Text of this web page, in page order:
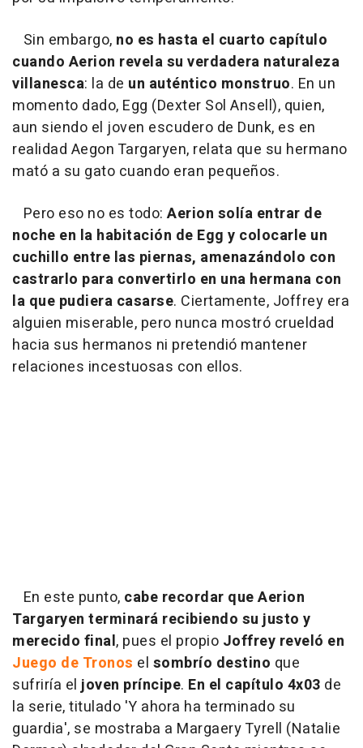
Sin embargo, no es hasta el cuarto capítulo
cuando Aerion revela su verdadera naturaleza
villanesca: la de un auténtico monstruo. En un
momento dado, Egg (Dexter Sol Ansell), quien,
aun siendo el joven escudero de Dunk, es en
realidad Aegon Targaryen, relata que su hermano
mató a su gato cuando eran pequeños.
Pero eso no es todo: Aerion solía entrar de
noche en la habitación de Egg y colocarle un
cuchillo entre las piernas, amenazándolo con
castrarlo para convertirlo en una hermana con
la que pudiera casarse. Ciertamente, Joffrey era
alguien miserable, pero nunca mostró crueldad
hacia sus hermanos ni pretendió mantener
relaciones incestuosas con ellos.
En este punto, cabe recordar que Aerion
Targaryen terminará recibiendo su justo y
merecido final, pues el propio Joffrey reveló en
Juego de Tronos el sombrío destino que
sufriría eljoven príncipe. En el capítulo 4x03 de
la serie, titulado 'Y ahora ha terminado su
guardia', se mostraba a Margaery Tyrell (Natalie